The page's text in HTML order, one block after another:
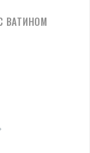
ВАТИНОМ